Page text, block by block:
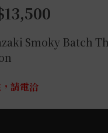
13,500
Smoky Batch
請電洽